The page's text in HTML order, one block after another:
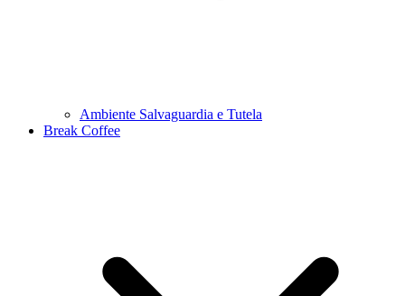
Ambiente Salvaguardia e Tutela
Break Coffee